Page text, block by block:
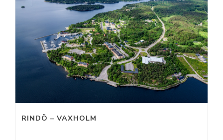
RINDÖ – VAXHOLM